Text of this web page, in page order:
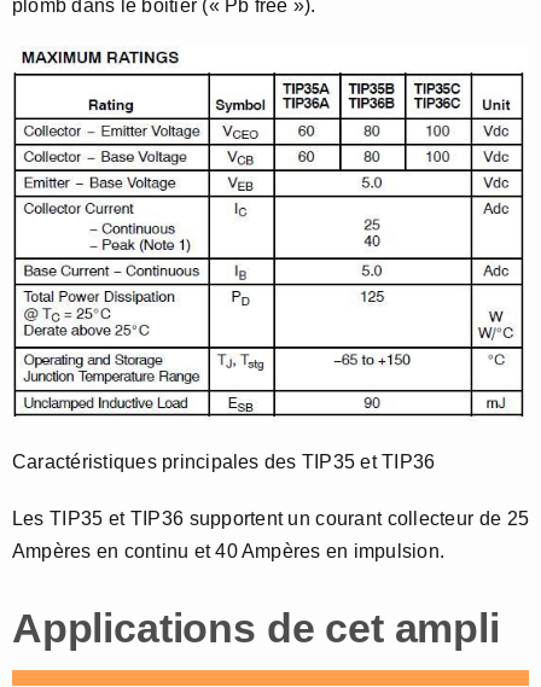
plomb dans le boitier (« Pb free »).
Caractéristiques principales des TIP35 et TIP36
Les TIP35 et TIP36 supportent un courant collecteur de 25
Ampères en continu et 40 Ampères en impulsion.
Applications de cet ampli